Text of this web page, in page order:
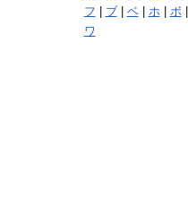
フ
ブ| ベ| ホ ボ|
ワ